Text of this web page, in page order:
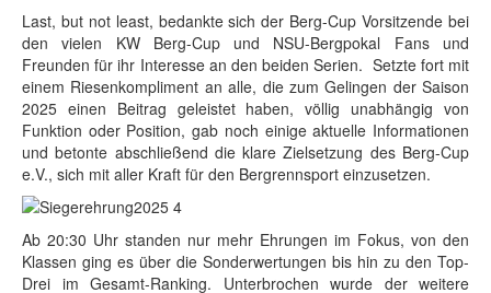
Last, but not least, bedankte sich der Berg-Cup Vorsitzende bei
den vielen KW Berg-Cup und NSU-Bergpokal Fans und
Freunden für ihr Interesse an den beiden Serien. Setzte fort mit
einem Riesenkompliment an alle, die zum Gelingen der Saison
2025 einen Beitrag geleistet haben, völlig unabhängig von
Funktion oder Position, gab noch einige aktuelle Informationen
und betonte abschließend die klare Zielsetzung des Berg-Cup
e.V., sich mit aller Kraft für den Bergrennsport einzusetzen.
Ab 20:30 Uhr standen nur mehr Ehrungen im Fokus, von den
Klassen ging es über die Sonderwertungen bis hin zu den Top-
Drei im Gesamt-Ranking. Unterbrochen wurde der weitere